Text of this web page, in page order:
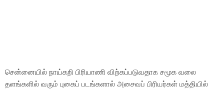
சென்னையில் நாய்கறி பிரியாணி விற்கப்படுவதாக சமூக வலை
தளங்களில் வரும் புகைப் படங்களால் அசைவப் பிரியர்கள் மத்தியில்